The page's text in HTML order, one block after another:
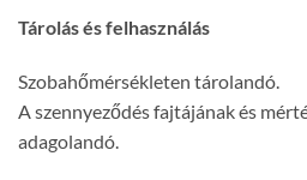
Tárolás és felhasználás
Szobahőmérsékleten tárolandó.
A szennyeződés fajtájának és
adagolandó.